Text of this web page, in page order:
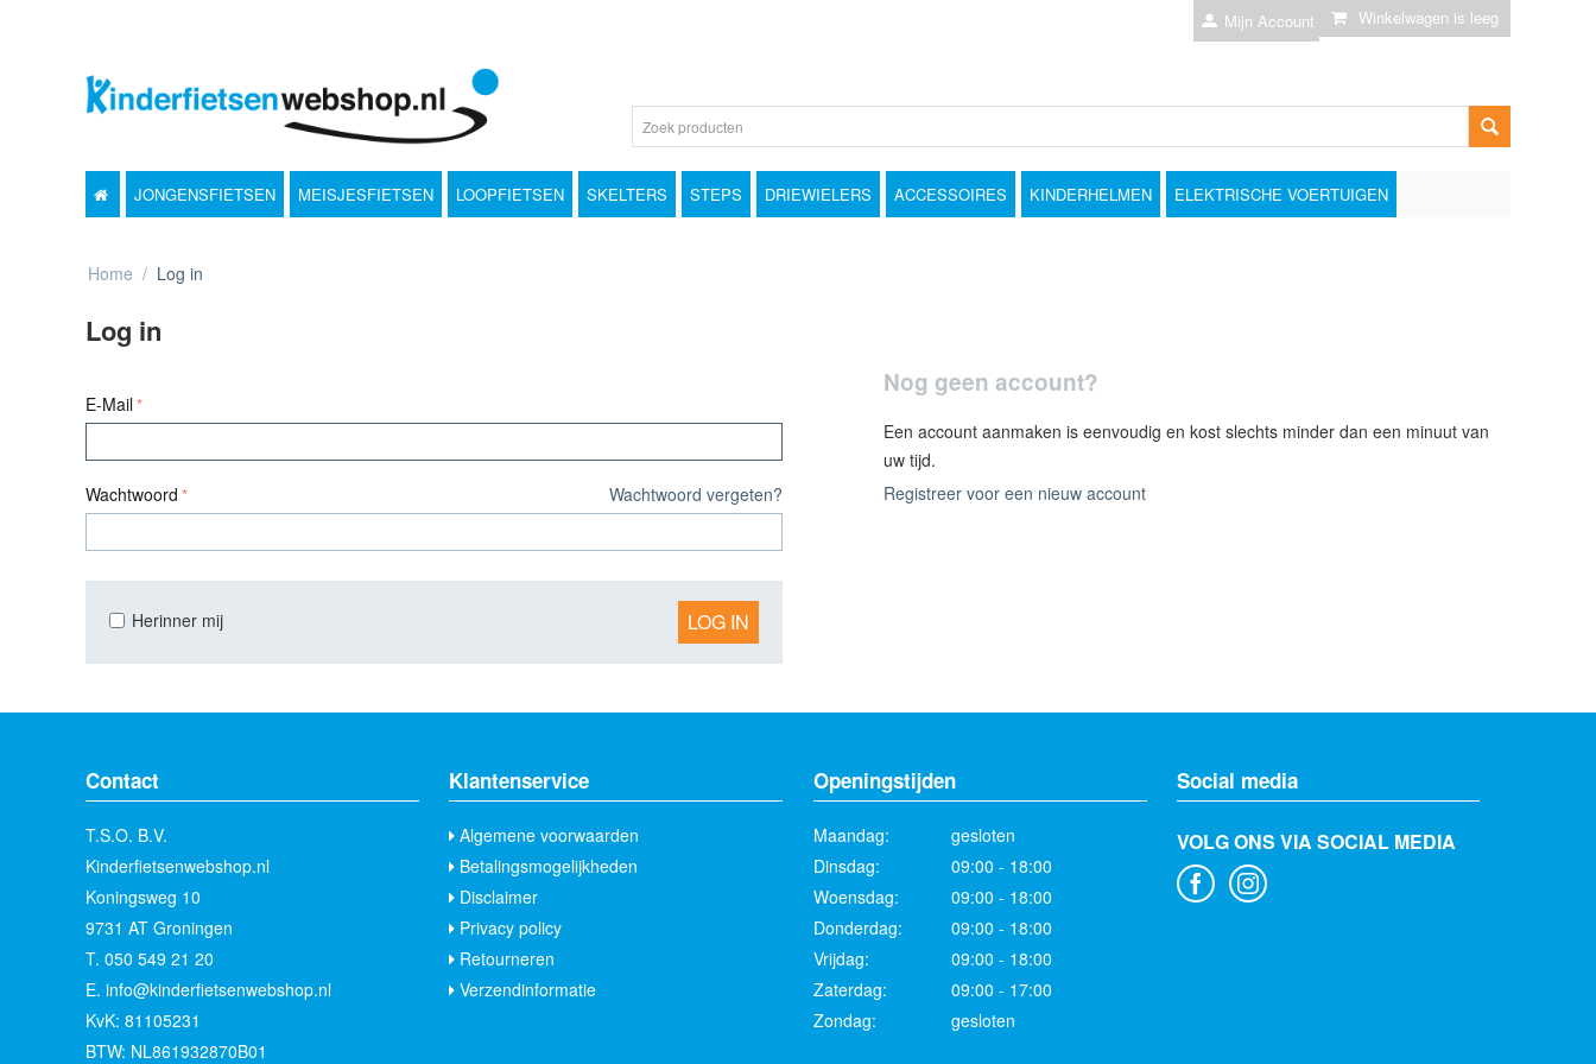
Winkelwagen is leeg
Mijn Account
JONGENSFIETSEN MEISJESFIETSEN LOOPFIETSEN SKELTERS STEPS DRIEWIELERS ACCESSOIRES KINDERHELMEN ELEKTRISCHE VOERTUIGEN
Home / Log in
Log in
E-Mail
Wachtwoord Wachtwoord vergeten?
LOG IN
Herinner mij
Nog geen account?
Een account aanmaken is eenvoudig en kost slechts minder dan een minuut van
uw tijd.
Registreer voor een nieuw account
Contact
T.S.O. B.V.
Kinderfietsenwebshop.nl
Koningsweg 10
9731 AT Groningen
T. 050 549 21 20
E. info@kinderfietsenwebshop.nl
KvK: 81105231
BTW: NL861932870B01
Klantenservice
Algemene voorwaarden
Betalingsmogelijkheden
Disclaimer
Privacy policy
Retourneren
Verzendinformatie
Openingstijden
Maandag:
gesloten
Dinsdag:
09:00 - 18:00
Woensdag:
09:00 - 18:00
Donderdag:
09:00 - 18:00
Vrijdag:
09:00 - 18:00
Zaterdag:
09:00 - 17:00
Zondag:
gesloten
Social media
VOLG ONS VIA SOCIAL MEDIA